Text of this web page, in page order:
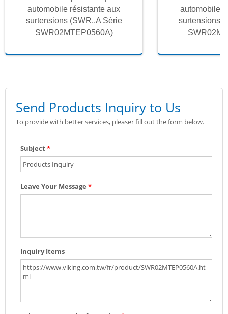
automobile résistante aux
surtensions (SWR..A Série
SWR02MTEP0560A)
automobile
surtensions